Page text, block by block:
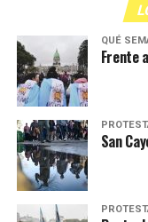
QUÉ
Frente
San